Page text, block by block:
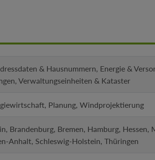
& Hausnummern, Energie &
Verwaltungseinheiten & Kataster
Planung, Windprojektierung
Brandenburg, Bremen, Hamburg,
Anhalt, Schleswig-Holstein, Thüringen